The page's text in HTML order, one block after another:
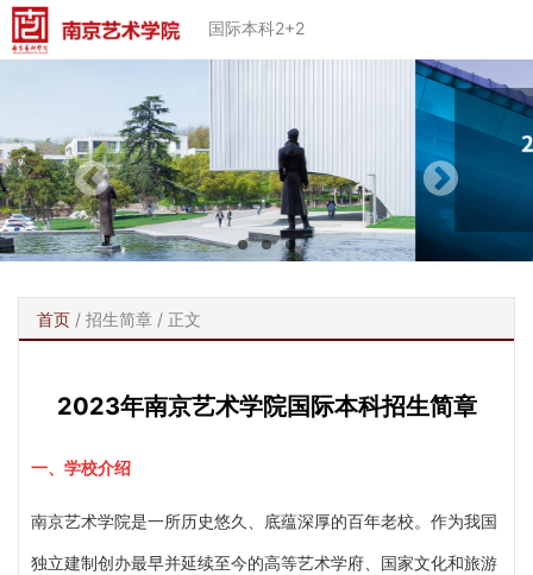
国际本科2+2
首页 / 招生简章 / 正文
2023年南京艺术学院国际本科招生简章
一、学校介绍
南京艺术学院是一所历史悠久、底蕴深厚的百年老校。作为我国
独立建制创办最早并延续至今的高等艺术学府、国家文化和旅游